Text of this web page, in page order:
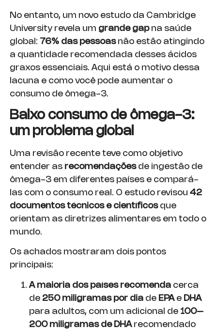
No entanto, um novo estudo da Cambridge
University revela um grande gapna saúde
global: 76% das pessoasnão estão atingindo
a quantidade recomendada desses ácidos
graxos essenciais. Aqui está o motivo dessa
lacuna e como você pode aumentar o
consumo de ômega-3.
Baixo consumo de ômega-3:
um problema global
Uma revisão recente teve como objetivo
entender as recomendaçõesde ingestão de
ômega-3 em diferentes países e compará-
las com o consumo real. O estudo revisou 42
documentos técnicos e científicosque
orientam as diretrizes alimentares em todo o
mundo.
Os achados mostraram dois pontos
principais:
A maioria dos países recomenda cerca
de 250 miligramas por dia de EPAe DHA
para adultos, com um adicional de 100–
200 miligramas de DHArecomendado